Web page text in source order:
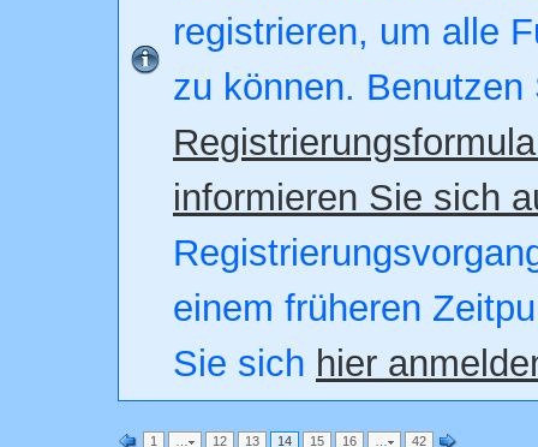
registrieren, um alle
zu können. Benutzen
informieren Sie sich
einem früheren
Sie sich hier
1 … 12 13 14 15 16 … 42